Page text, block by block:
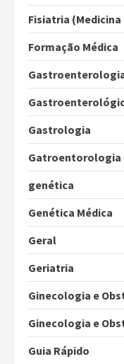
Fisiatria
Formação Médica
Gastrologia
Gatroentorologia
genética
Genética Médica
Geral
Geriatria
Ginecologia e
Ginecologia e
Guia Rápido